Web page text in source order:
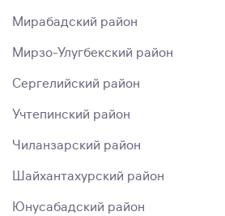
Мирабадский район
Мирзо-Улугбекский район
Сергелийский район
Учтепинский район
Чиланзарский район
Шайхантахурский район
Юнусабадский район